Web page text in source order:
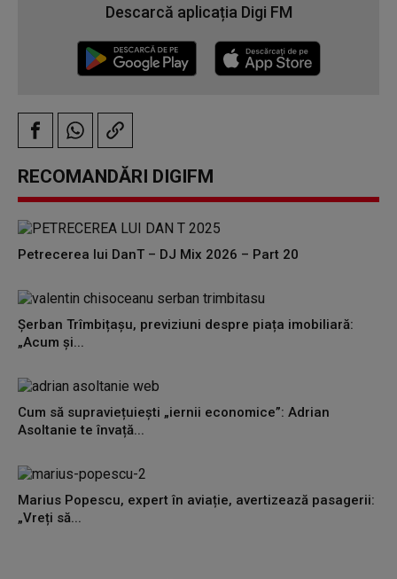
Descarcă aplicația Digi FM
RECOMANDĂRI DIGIFM
Petrecerea lui DanT – DJ Mix 2026 – Part 20
Șerban Trîmbițașu, previziuni despre piața imobiliară:
„Acum și...
Cum să supraviețuiești „iernii economice”: Adrian
Asoltanie te învață...
Marius Popescu, expert în aviație, avertizează pasagerii:
„Vreți să...